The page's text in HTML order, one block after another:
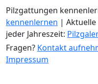
Pilzgattungen
kennenlernen | Aktuelle
jeder Jahreszeit:
Fragen? Kontakt
Impressum